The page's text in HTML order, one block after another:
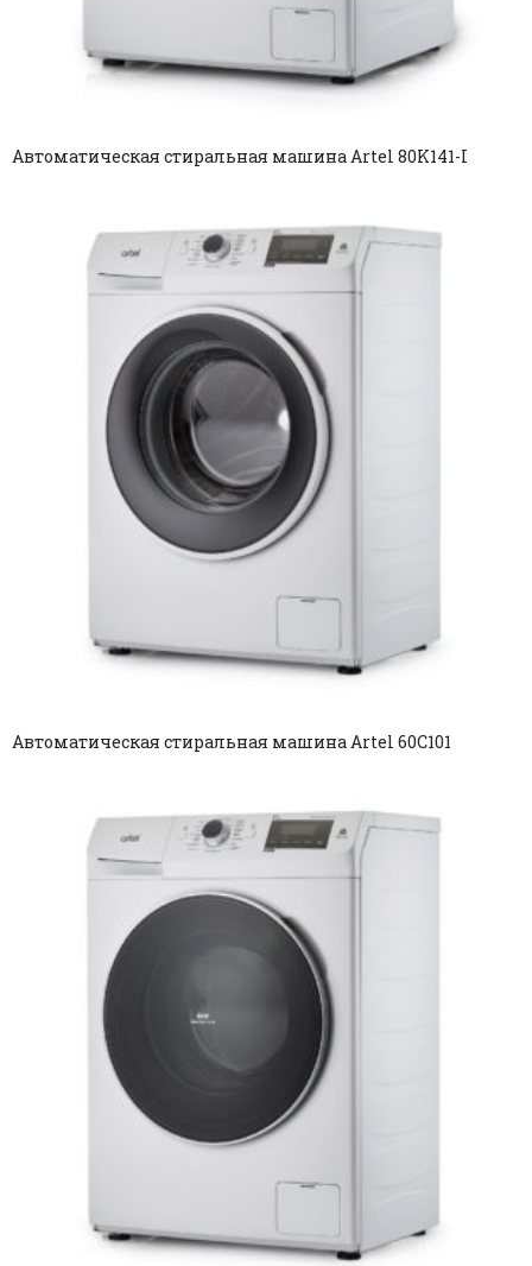
Автоматическая стиральная машина Artel 80K141-I
Автоматическая стиральная машина Artel 60C101